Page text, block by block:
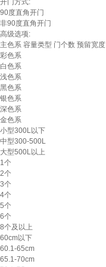
开门方式:
90度直角开门
非90度直角开门
高级选项:
主色系 容量类型 门个数 预留宽度
彩色系
白色系
浅色系
黑色系
银色系
深色系
金色系
小型300L以下
中型300-500L
大型500L以上
1个
2个
3个
4个
5个
6个
8个及以上
60cm以下
60.1-65cm
65.1-70cm